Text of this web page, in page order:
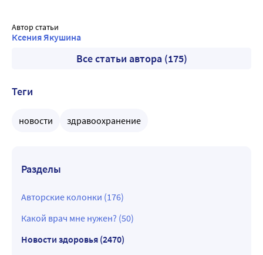
Автор статьи
Ксения Якушина
Все статьи автора (175)
Теги
новости здравоохранение
Разделы
Авторские колонки (176)
Какой врач мне нужен? (50)
Новости здоровья (2470)